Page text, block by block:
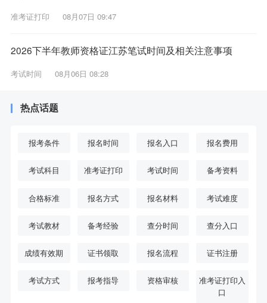
准考证打印 08月07日 09:47
2026下半年教师资格证江苏笔试时间及相关注意事项
考试时间 08月06日 08:28
热点话题
报考条件 报名时间 报名入口 报名费用
考试科目 准考证打印 考试时间 备考资料
合格标准 报名方式 报名材料 考试难度
考试教材 备考经验 查分时间 查分入口
成绩有效期 证书领取 报名流程 证书注册
考试方式 报考指导 资格审核
准考证打印入
口